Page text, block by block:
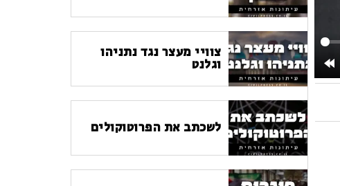
צוויי מעצר נגד נתניהו
וגלנט
לשכתב את הפרוטוקולים